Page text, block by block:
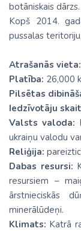
botāniskais dārzs.
Kopš 2014.
pussalas
Atrašanās vieta:
Platība: 26,000
Pilsētas
Iedzīvotāju
Valsts valoda:
ukraiņu valodu
Reliģija:
Dabas resursi:
resursiem –
ārstnieciskās
minerālūdeņi.
Klimats: Katrā